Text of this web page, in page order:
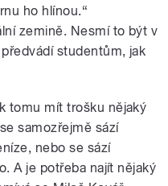
ho hlínou.“
zemině. Nesmí to být v
studentům, jak
tomu mít trošku nějaký
samozřejmě sází
nebo se sází
A je potřeba najít nějaký